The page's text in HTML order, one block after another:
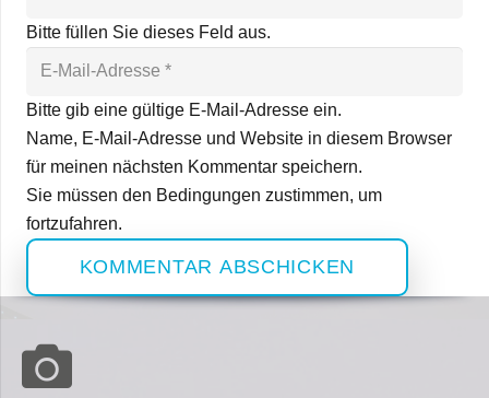
Bitte füllen Sie dieses Feld aus.
Bitte gib eine gültige E-Mail-Adresse ein.
Name, E-Mail-Adresse und Website in diesem Browser
für meinen nächsten Kommentar speichern.
Sie müssen den Bedingungen zustimmen, um
fortzufahren.
KOMMENTAR ABSCHICKEN